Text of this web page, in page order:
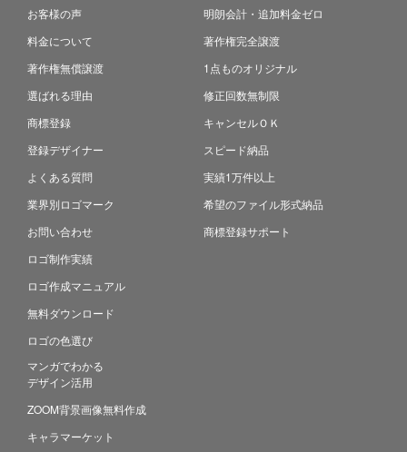
お客様の声
料金について
著作権無償譲渡
選ばれる理由
商標登録
登録デザイナー
よくある質問
業界別ロゴマーク
お問い合わせ
ロゴ制作実績
ロゴ作成マニュアル
無料ダウンロード
ロゴの色選び
マンガでわかる
デザイン活用
ZOOM背景画像無料作成
キャラマーケット
明朗会計・追加料金ゼロ
著作権完全譲渡
1点ものオリジナル
修正回数無制限
キャンセルＯＫ
スピード納品
実績1万件以上
希望のファイル形式納品
商標登録サポート